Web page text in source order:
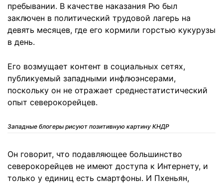
пребывании. В качестве наказания Рю был
заключен в политический трудовой лагерь на
девять месяцев, где его кормили горстью кукурузы
в день.
Его возмущает контент в социальных сетях,
публикуемый западными инфлюэнсерами,
поскольку он не отражает среднестатистический
опыт северокорейцев.
Западные блогеры рисуют позитивную картину КНДР
Он говорит, что подавляющее большинство
северокорейцев не имеют доступа к Интернету, и
только у единиц есть смартфоны. И Пхеньян,